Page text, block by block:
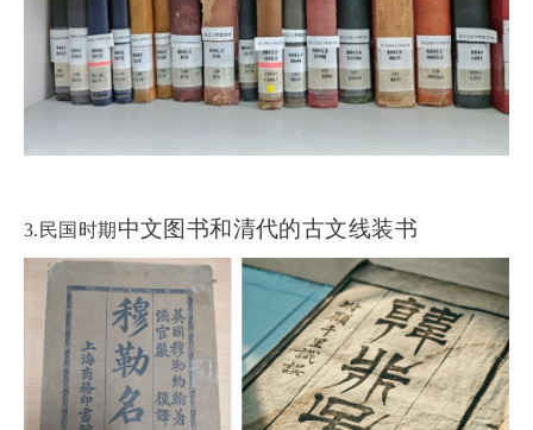
3.民国时期 中文图书和清代的古文线装书